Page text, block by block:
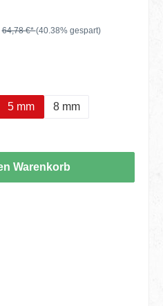
64,78 €*(40.38% gespart)
5 mm
8 mm
Warenkorb